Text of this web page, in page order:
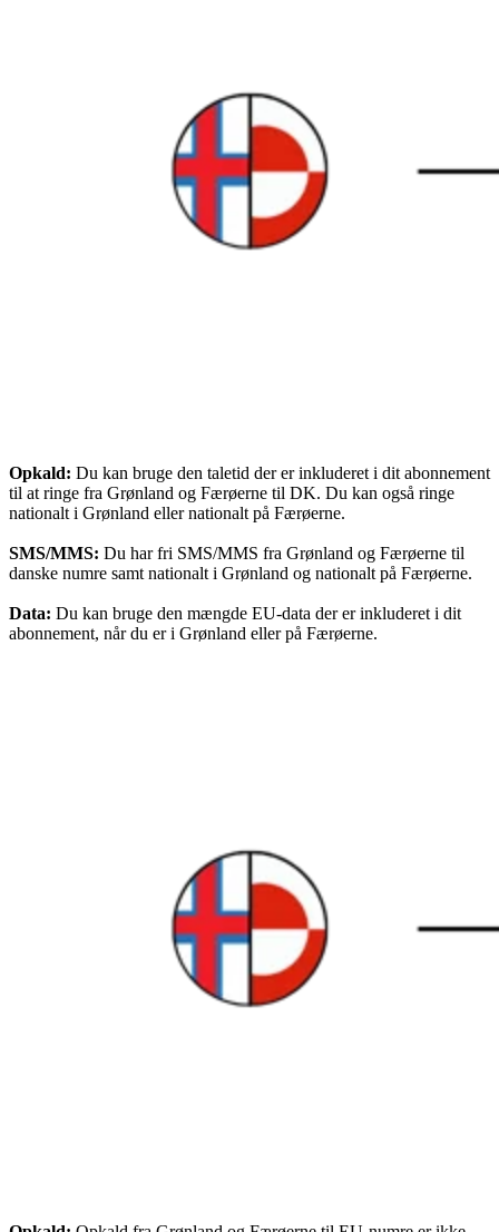
Opkald: Du kan bruge den taletid der er inkluderet i dit abonnement
til at ringe fra Grønland og Færøerne til DK. Du kan også ringe
nationalt i Grønland eller nationalt på Færøerne.
SMS/MMS: Du har fri SMS/MMS fra Grønland og Færøerne til
danske numre samt nationalt i Grønland og nationalt på Færøerne.
Data: Du kan bruge den mængde EU-data der er inkluderet i dit
abonnement, når du er i Grønland eller på Færøerne.